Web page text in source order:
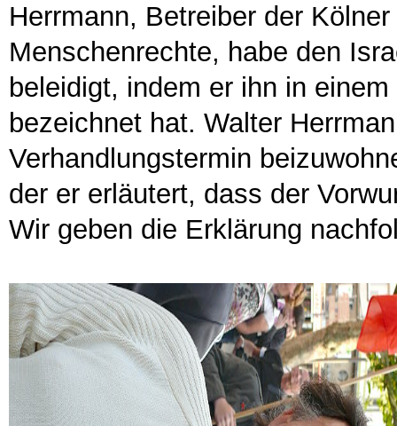
Herrmann, Betreiber der
Menschenrechte, habe den
beleidigt, indem er ihn in
bezeichnet hat. Walter
Verhandlungstermin
der er erläutert, dass der
Wir geben die Erklärung